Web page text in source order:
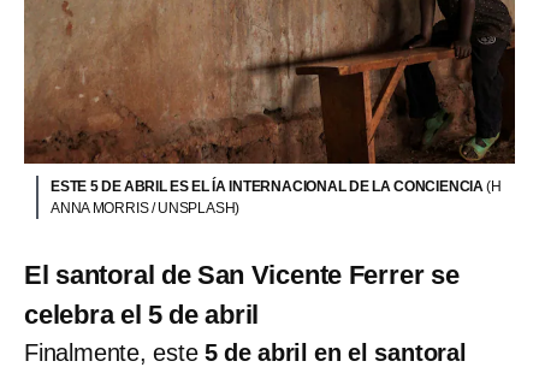
ESTE 5 DE ABRIL ES EL ÍA INTERNACIONAL DE LA CONCIENCIA(H
ANNA MORRIS / UNSPLASH)
El santoral de San Vicente Ferrer se
celebra el 5 de abril
Finalmente, este 5 de abril en el santoral